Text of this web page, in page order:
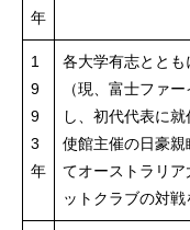
年
1
9
9
3
年
各大学有志とと
（現、富士ファ
し、初代代表に
使館主催の日豪
てオーストラリ
ットクラブの対戦